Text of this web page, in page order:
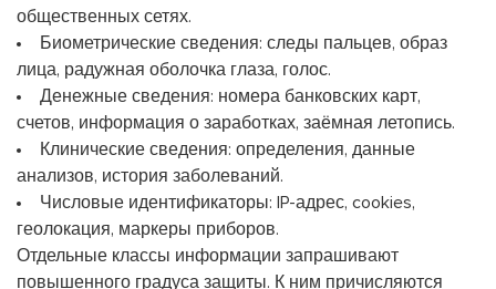
общественных сетях.
Биометрические сведения: следы пальцев, образ
лица, радужная оболочка глаза, голос.
Денежные сведения: номера банковских карт,
счетов, информация о заработках, заёмная летопись.
Клинические сведения: определения, данные
анализов, история заболеваний.
Числовые идентификаторы: IP-адрес, cookies,
геолокация, маркеры приборов.
Отдельные классы информации запрашивают
повышенного градуса защиты. К ним причисляются